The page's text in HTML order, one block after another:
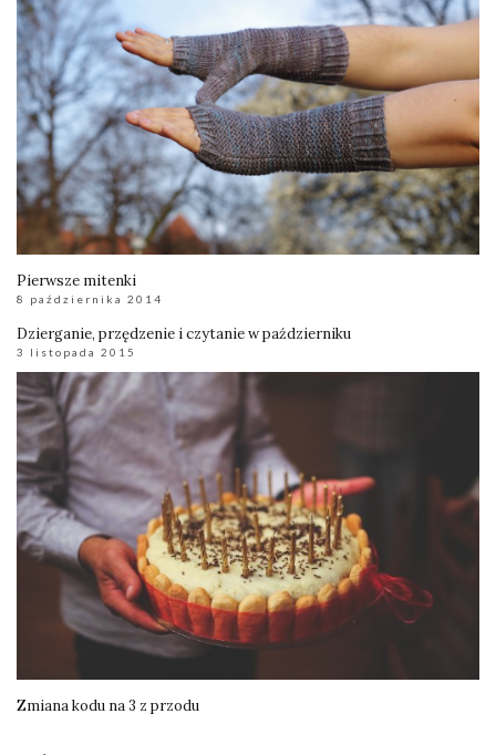
Pierwsze mitenki
8 października 2014
Dzierganie, przędzenie i czytanie w październiku
3 listopada 2015
Zmiana kodu na 3 z przodu